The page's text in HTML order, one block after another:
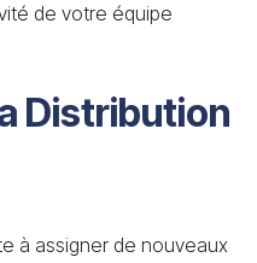
de votre équipe
Distribution
à assigner de nouveaux